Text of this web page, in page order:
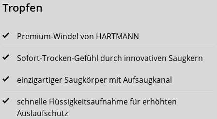
Tropfen
Premium-Windel von HARTMANN
Sofort-Trocken-Gefühl durch innovativen Saugkern
einzigartiger Saugkörper mit Aufsaugkanal
schnelle Flüssigkeitsaufnahme für erhöhten
Auslaufschutz